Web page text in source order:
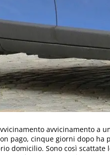
avvicinamento a
pago, cinque giorni dopo ha
domicilio. Sono così